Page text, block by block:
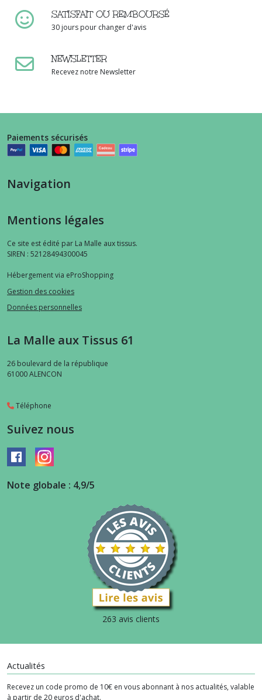
SATISFAIT OU REMBOURSÉ
30 jours pour changer d'avis
NEWSLETTER
Recevez notre Newsletter
Paiements sécurisés
Navigation
Mentions légales
Ce site est édité par La Malle aux tissus.
SIREN : 52128494300045
Hébergement via eProShopping
Gestion des cookies
Données personnelles
La Malle aux Tissus 61
26 boulevard de la république
61000ALENCON
Téléphone
Suivez nous
Note globale : 4,9/5
263 avis clients
Actualités
Recevez un code promo de 10€ en vous abonnant à nos actualités, valable
à partir de 20 euros d'achat.